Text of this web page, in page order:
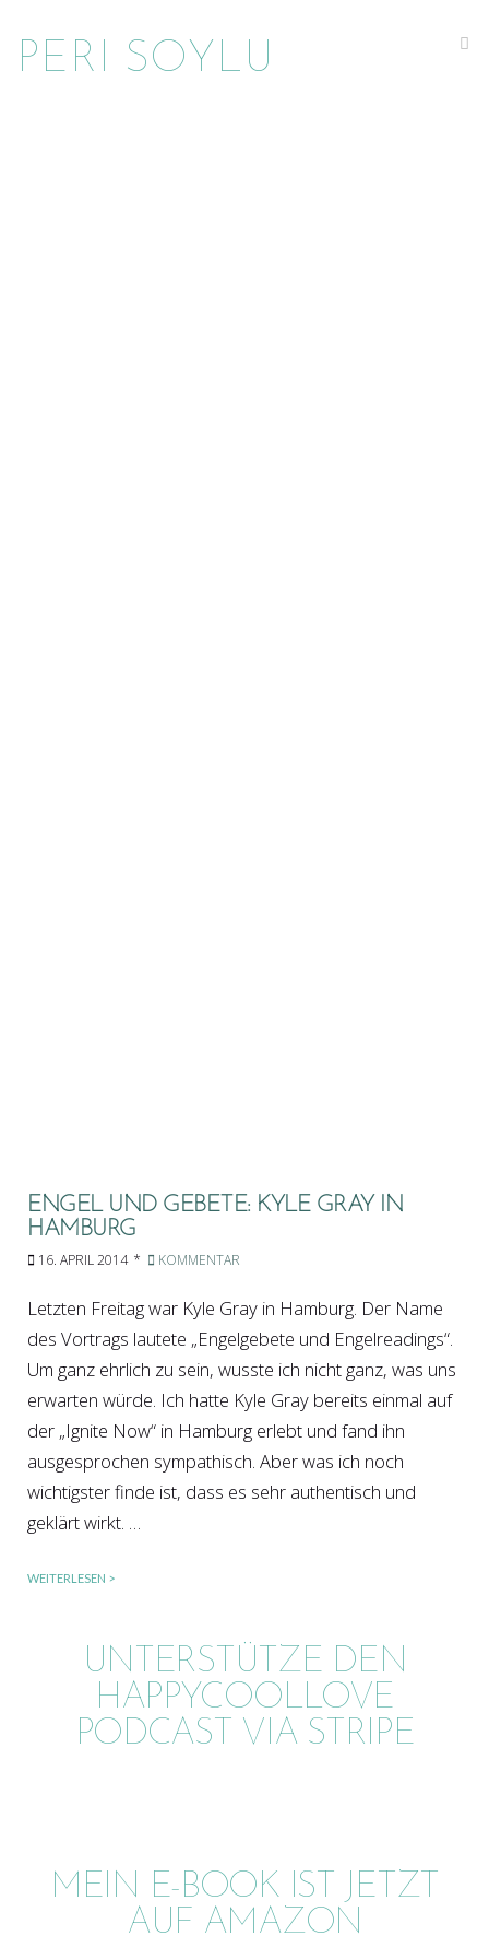
PERI SOYLU
ENGEL UND GEBETE: KYLE GRAY IN
HAMBURG
16. APRIL 2014 KOMMENTAR
Letzten Freitag war Kyle Gray in Hamburg. Der Name
des Vortrags lautete „Engelgebete und Engelreadings“.
Um ganz ehrlich zu sein, wusste ich nicht ganz, was uns
erwarten würde. Ich hatte Kyle Gray bereits einmal auf
der „Ignite Now“ in Hamburg erlebt und fand ihn
ausgesprochen sympathisch. Aber was ich noch
wichtigster finde ist, dass es sehr authentisch und
geklärt wirkt. …
WEITERLESEN >
UNTERSTÜTZE DEN
HAPPYCOOLLOVE
PODCAST VIA STRIPE
MEIN E-BOOK IST JETZT
AUF AMAZON